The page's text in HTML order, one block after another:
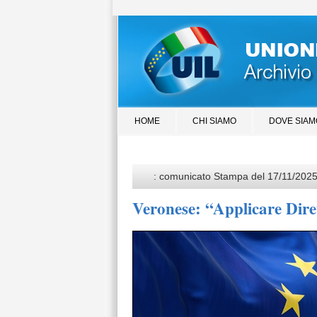
HOME CHI SIAMO DOVE
: comunicato Stampa del 17/11/2025
Veronese: “Applicare